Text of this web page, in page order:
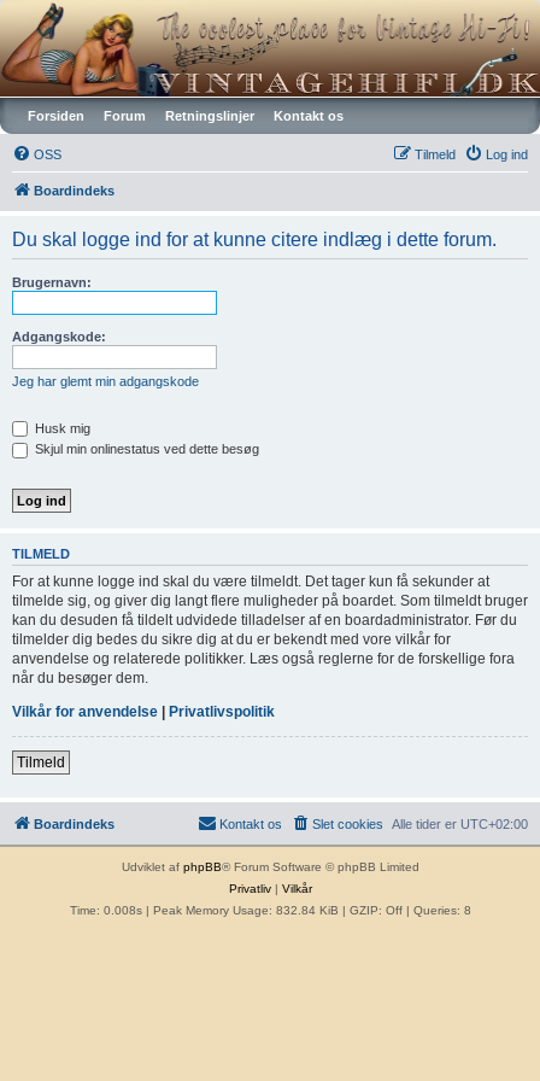
Vintagehifi.dk
Forsiden Forum Retningslinjer Kontakt os
OSS Log ind
Tilmeld
Boardindeks
Du skal logge ind for at kunne citere indlæg i dette forum.
Brugernavn:
Adgangskode:
Jeg har glemt min adgangskode
Husk mig
Skjul min onlinestatus ved dette besøg
TILMELD
For at kunne logge ind skal du være tilmeldt. Det tager kun få sekunder at
tilmelde sig, og giver dig langt flere muligheder på boardet. Som tilmeldt bruger
kan du desuden få tildelt udvidede tilladelser af en boardadministrator. Før du
tilmelder dig bedes du sikre dig at du er bekendt med vore vilkår for
anvendelse og relaterede politikker. Læs også reglerne for de forskellige fora
når du besøger dem.
Vilkår for anvendelse
Privatlivspolitik
Tilmeld
Boardindeks Alle tider er UTC+02:00
Slet cookies
Kontakt os
Udviklet af phpBB® Forum Software © phpBB Limited
Privatliv| Vilkår
Time: 0.008s| Peak Memory Usage: 832.84 KiB | GZIP: Off | Queries: 8